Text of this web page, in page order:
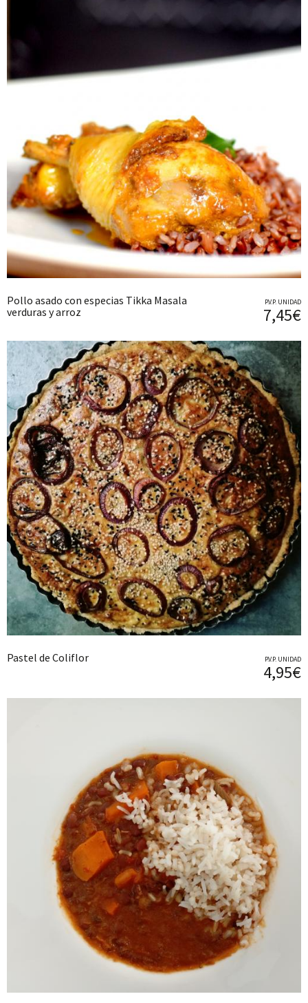
Pollo asado con especias Tikka Masala
verduras y arroz
P.V.P. UNIDAD
7,45€
Pastel de Coliflor P.V.P. UNIDAD
4,95€